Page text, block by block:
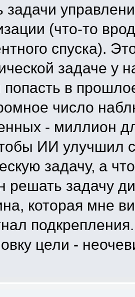
задачи
(что-то
спуска).
задаче у
в
число
- миллион
ИИ улучшил
задачу, а
решать задачу
которая мне
цели -